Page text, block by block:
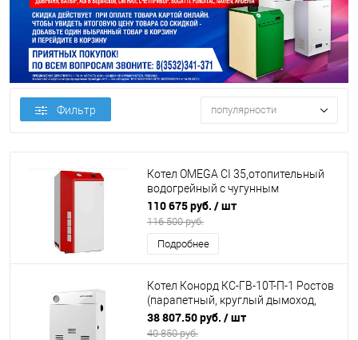
Фильтр популярности
Котел OMEGA CI 35,отопительный
водогрейный с чугунным
теплообменником (К25)
110 675 руб. / шт
116 500 руб.
Подробнее
Котел Конорд КС-ГВ-10Т-П-1 Ростов
(парапетный, круглый дымоход,
авт. TGV, с комплектом дымохода 7-
16кВт) (К24)
38 807.50 руб. / шт
40 850 руб.